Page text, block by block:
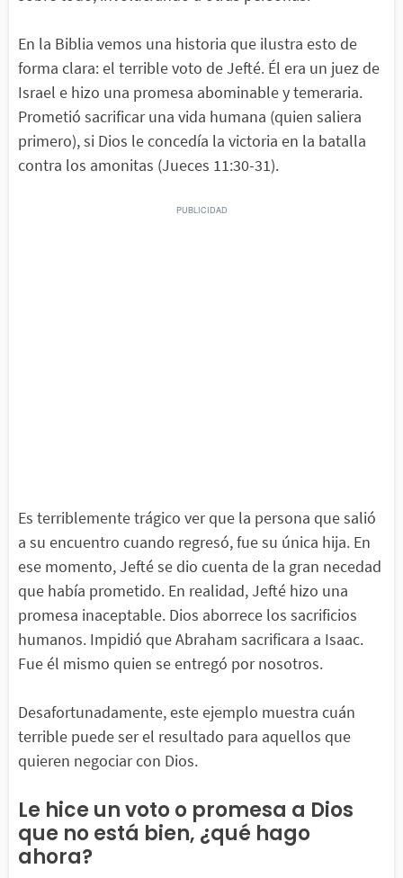
En la Biblia vemos una historia que ilustra esto de
forma clara: el terrible voto de Jefté. Él era un juez de
Israel e hizo una promesa abominable y temeraria.
Prometió sacrificar una vida humana (quien saliera
primero), si Dios le concedía la victoria en la batalla
contra los amonitas (Jueces 11:30-31).
Es terriblemente trágico ver que la persona que salió
a su encuentro cuando regresó, fue su única hija. En
ese momento, Jefté se dio cuenta de la gran necedad
que había prometido. En realidad, Jefté hizo una
promesa inaceptable. Dios aborrece los sacrificios
humanos. Impidió que Abraham sacrificara a Isaac.
Fue él mismo quien se entregó por nosotros.
Desafortunadamente, este ejemplo muestra cuán
terrible puede ser el resultado para aquellos que
quieren negociar con Dios.
Le hice un voto o promesa a Dios
que no está bien, ¿qué hago
ahora?